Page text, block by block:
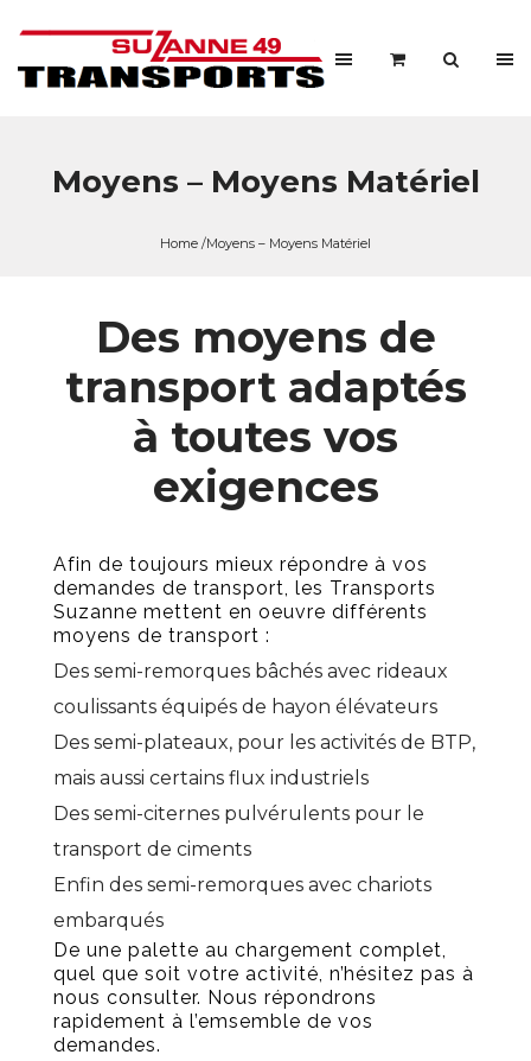
Moyens – Moyens Matériel
Home /Moyens – Moyens Matériel
Des moyens de
transport adaptés
à toutes vos
exigences
Afin de toujours mieux répondre à vos
demandes de transport, les Transports
Suzanne mettent en oeuvre différents
moyens de transport :
Des semi-remorques bâchés avec rideaux
coulissants équipés de hayon élévateurs
Des semi-plateaux, pour les activités de BTP,
mais aussi certains flux industriels
Des semi-citernes pulvérulents pour le
transport de ciments
Enfin des semi-remorques avec chariots
embarqués
De une palette au chargement complet,
quel que soit votre activité, n’hésitez pas à
nous consulter. Nous répondrons
rapidement à l’emsemble de vos
demandes.